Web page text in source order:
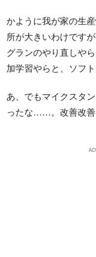
かように我が家の生
所が大きいわけです
グランのやり直しや
加学習やらと、ソフ
あ、でもマイクスタ
ったな……。改善改善